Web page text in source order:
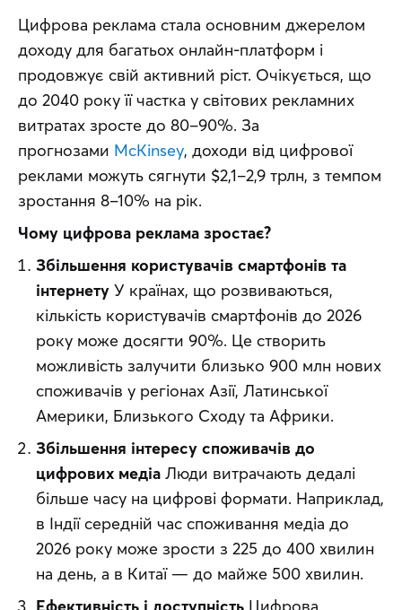
Цифрова реклама стала основним джерелом
доходу для багатьох онлайн-платформ і
продовжує свій активний ріст. Очікується, що
до 2040 року її частка у світових рекламних
витратах зросте до 80–90%. За
прогнозами McKinsey, доходи від цифрової
реклами можуть сягнути $2,1–2,9 трлн, з темпом
зростання 8–10% на рік.
Чому цифрова реклама зростає?
Збільшення користувачів смартфонів та
інтернету У країнах, що розвиваються,
кількість користувачів смартфонів до 2026
року може досягти 90%. Це створить
можливість залучити близько 900 млн нових
споживачів у регіонах Азії, Латинської
Америки, Близького Сходу та Африки.
Збільшення інтересу споживачів до
цифрових медіа Люди витрачають дедалі
більше часу на цифрові формати. Наприклад,
в Індії середній час споживання медіа до
2026 року може зрости з 225 до 400 хвилин
на день, а в Китаї — до майже 500 хвилин.
Ефективність і доступність Цифрова